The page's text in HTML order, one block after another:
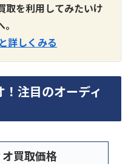
取を利用してみたいけ
詳しくみる
注目のオーディ
買取価格